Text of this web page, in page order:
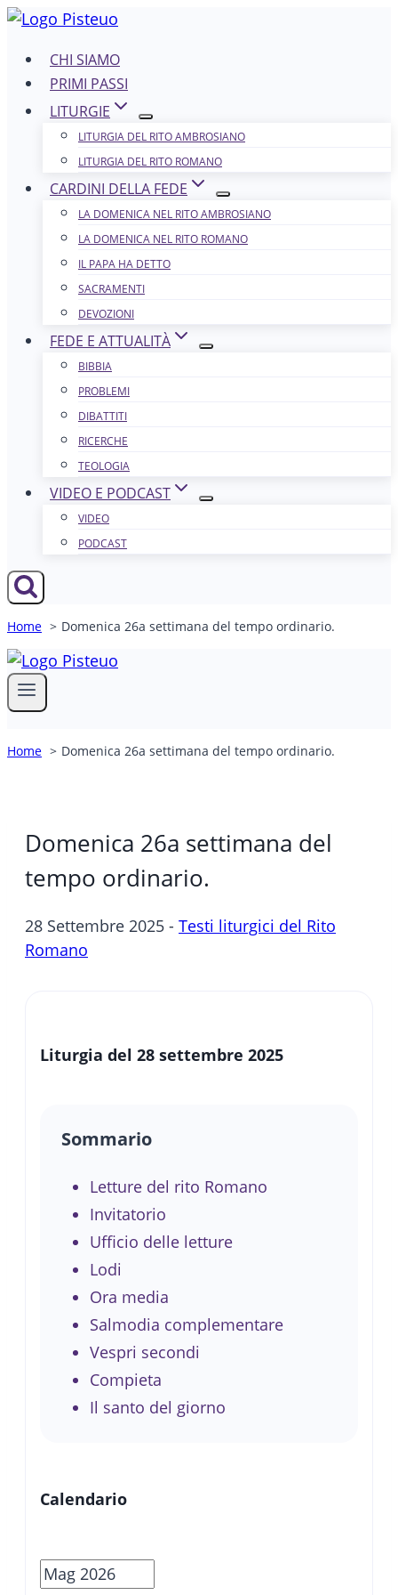
Salta
contenutoCHI SIAMO
PRIMI PASSI
LITURGIE
LITURGIA DEL RITO AMBROSIANO
LITURGIA DEL RITO ROMANO
CARDINI DELLA FEDE
LA DOMENICA NEL R​​​​​​ITO AMBROSIANO
LA DOMENICA NEL RITO ROMANO
IL PAPA HA DETTO
SACRAMENTI
DEVOZIONI
FEDE E ATTUALITÀ
BIBBIA
PROBLEMI
DIBATTITI
RICERCHE
TEOLOGIA
VIDEO E PODCAST
VIDEO
PODCAST
Home Domenica 26a settimana del tempo ordinario.
Home Domenica 26a settimana del tempo ordinario.
Domenica 26a settimana del
tempo ordinario.
28 Settembre 2025 - Testi liturgici del Rito
Romano
Liturgia del 28 settembre 2025
Sommario
Letture del rito Romano
Invitatorio
Ufficio delle letture
Lodi
Ora media
Salmodia complementare
Vespri secondi
Compieta
Il santo del giorno
Calendario